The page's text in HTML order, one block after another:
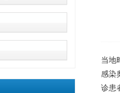
当地
感染
诊患